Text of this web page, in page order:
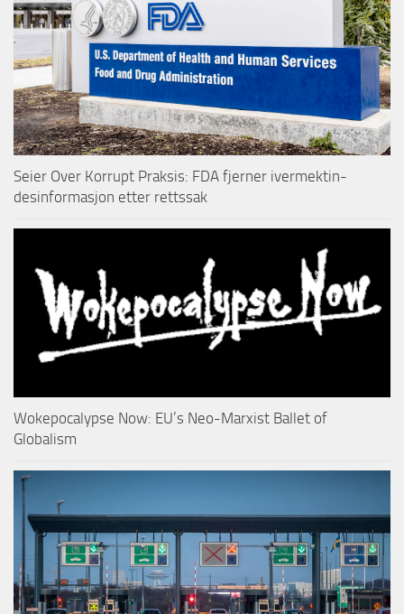
Seier Over Korrupt Praksis: FDA fjerner ivermektin-
desinformasjon etter rettssak
Wokepocalypse Now: EU’s Neo-Marxist Ballet of
Globalism